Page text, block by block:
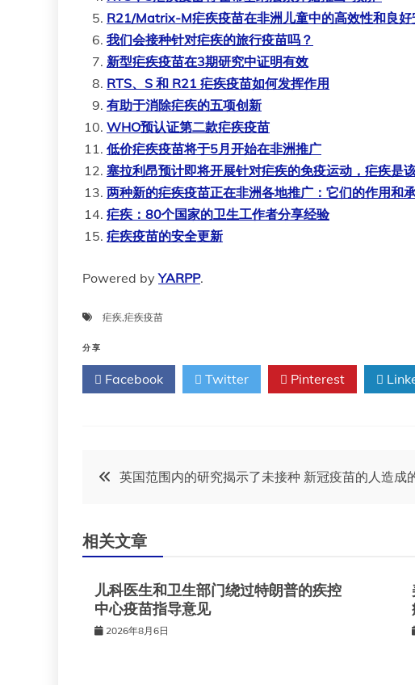
R21/Matrix-M疟疾疫苗在非洲儿童中的高效性和良好
我们会接种针对疟疾的旅行疫苗吗？
新型疟疾疫苗在3期研究中证明有效
RTS、S 和 R21 疟疾疫苗如何发挥作用
有助于消除疟疾的五项创新
WHO预认证第二款疟疾疫苗
低价疟疾疫苗将于5月开始在非洲推广
塞拉利昂预计即将开展针对疟疾的免疫运动，疟疾是
两种新的疟疾疫苗正在非洲各地推广：它们的作用和
疟疾：80个国家的卫生工作者分享经验
疟疾疫苗的安全更新
Powered byYARPP.
疟疾,疟疾疫苗
分享
Facebook Twitter Pinterest
文
导
航
英国范围内的研究揭示了未接种 新冠疫苗的人造成
相关文章
儿科医生和卫生部门绕过特朗普的疾控
中心疫苗指导意见
2026年8月6日